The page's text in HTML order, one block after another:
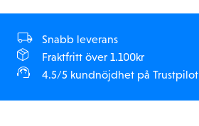
Snabb leverans
Fraktfritt över 1.100kr
4.5/5 kundnöjdhet på Trustpilot